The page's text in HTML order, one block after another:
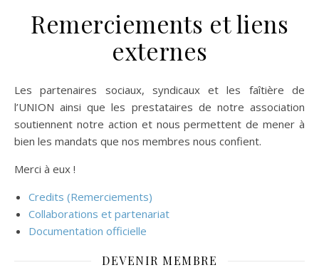
Remerciements et liens
externes
Les partenaires sociaux, syndicaux et les faîtière de
l’UNION ainsi que les prestataires de notre association
soutiennent notre action et nous permettent de mener à
bien les mandats que nos membres nous confient.
Merci à eux !
Credits (Remerciements)
Collaborations et partenariat
Documentation officielle
DEVENIR MEMBRE